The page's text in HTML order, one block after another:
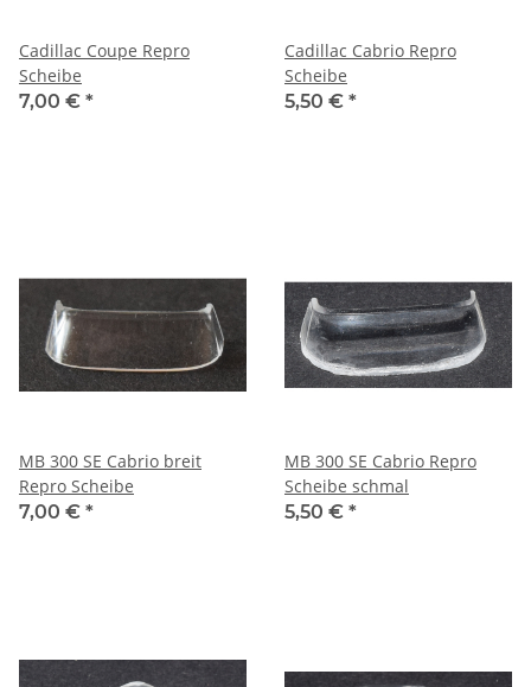
Cadillac Coupe Repro
Scheibe
7,00 € *
Cadillac Cabrio Repro
Scheibe
5,50 € *
MB 300 SE Cabrio breit
Repro Scheibe
7,00 € *
MB 300 SE Cabrio Repro
Scheibe schmal
5,50 € *